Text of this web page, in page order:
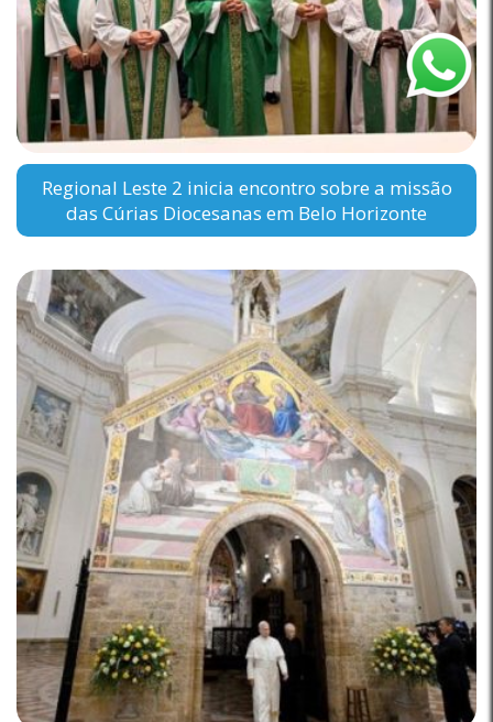
Regional Leste 2 inicia encontro sobre a missão
das Cúrias Diocesanas em Belo Horizonte